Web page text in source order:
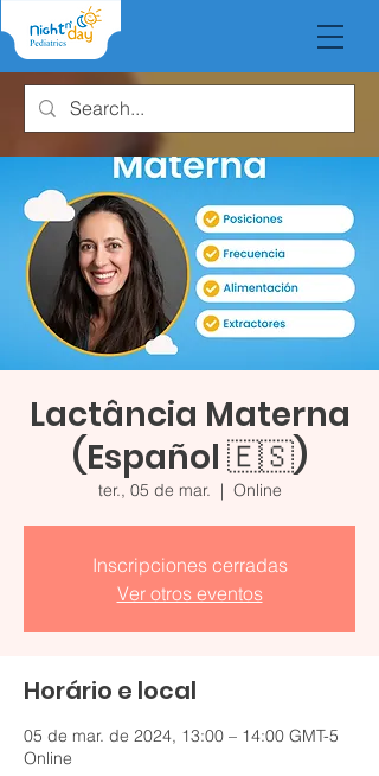
Lactância Materna
(Español 🇪🇸)
ter., 05 de mar.
  |
Online
Inscripciones cerradas
Ver otros eventos
Horário e local
05 de mar. de 2024, 13:00 – 14:00 GMT-5
Online